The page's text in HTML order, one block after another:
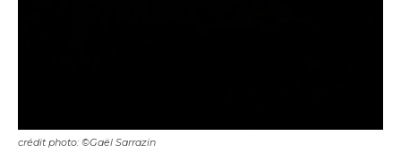
crédit photo: ©Gaël Sarrazin